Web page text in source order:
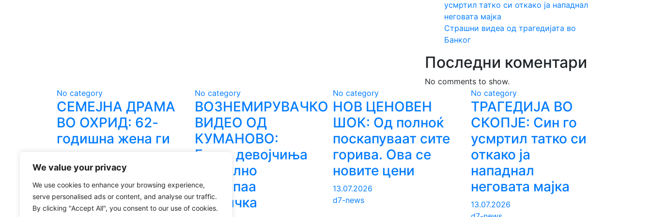
We value your privacy
We use cookies to enhance your browsing experience,
serve personalised ads or content, and analyse our traffic.
By clicking "Accept All", you consent to our use of cookies.
усмртил татко си откако ја нападнал
неговата мајка
Страшни видеа од трагедијата во
Банког
Последни коментари
No comments to show.
No category
СЕМЕЈНА ДРАМА
ВО ОХРИД: 62-
годишна жена ги
по ред
13.07.2026
d7-news
No category
ВОЗНЕМИРУВАЧКО
ВИДЕО ОД
КУМАНОВО:
Група девојчиња
брутално
претепаа
врсничка
No category
НОВ ЦЕНОВЕН
ШОК: Од полноќ
поскапуваат сите
горива. Ова се
новите цени
13.07.2026
d7-news
No category
ТРАГЕДИЈА ВО
СКОПЈЕ: Син го
усмртил татко си
откако ја
нападнал
неговата мајка
13.07.2026